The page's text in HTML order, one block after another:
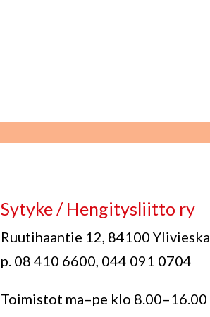
Sytyke / Hengitysliitto ry
Ruutihaantie 12, 84100 Ylivieska
p. 08 410 6600, 044 091 0704
Toimistot ma–pe klo 8.00–16.00